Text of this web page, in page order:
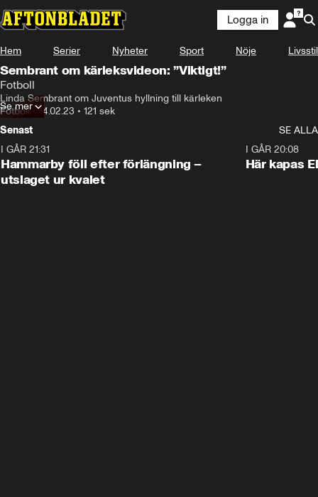
Logga in
Hem Serier Nyheter Sport Nöje Livsstil
Sembrant om kärleksvideon: ”Viktigt!”
Fotboll
Linda Sembrant om Juventus hyllning till kärleken
Fotboll•14.02.23 • 121 sek
Se mer
Senast
SE ALLA
I GÅR 21:31
Hammarby föll efter förlängning –
utslaget ur kvalet
I GÅR 20:08
Här kapas